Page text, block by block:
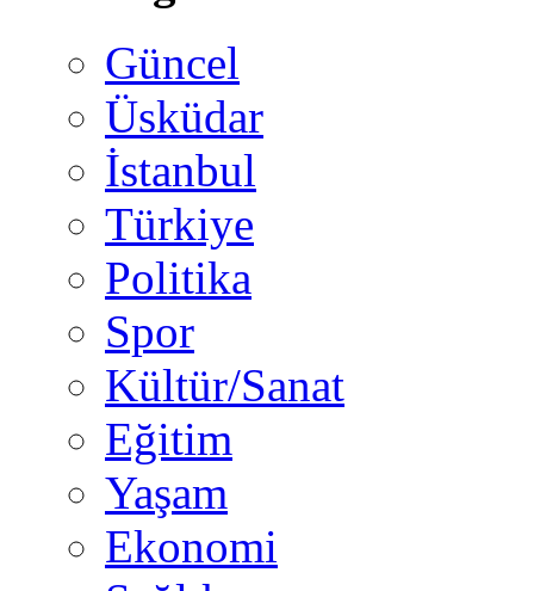
Güncel
Üsküdar
İstanbul
Türkiye
Politika
Spor
Kültür/Sanat
Eğitim
Yaşam
Ekonomi